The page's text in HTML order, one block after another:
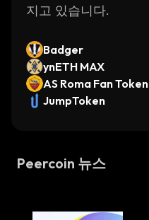
지고 있습니다.
Badger
ynETH MAX
AS Roma Fan Token
JumpToken
Peercoin 뉴스